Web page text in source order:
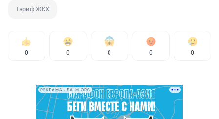
Тариф ЖКХ
0 0 0 0 0
РЕКЛАМА • EA-M.ORG